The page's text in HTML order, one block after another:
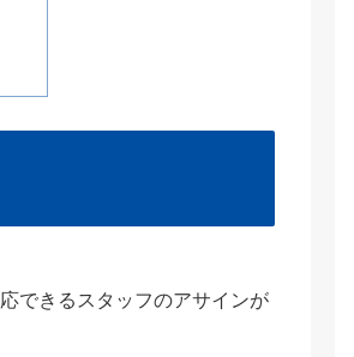
できるスタッフのアサインが